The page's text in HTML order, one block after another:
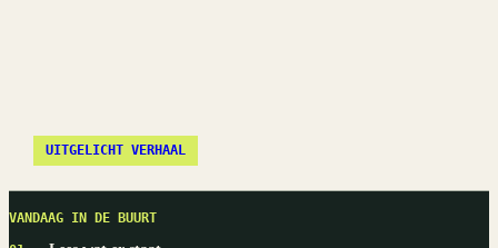
UITGELICHT VERHAAL
VANDAAG IN DE BUURT